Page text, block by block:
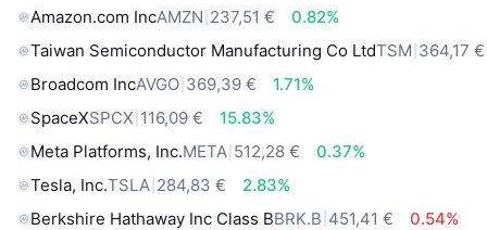
Amazon.com IncAMZN 237,51 €
0.82%
Taiwan Semiconductor Manufacturing Co LtdTSM 364,17 €
Broadcom IncAVGO 369,39 €
1.71%
SpaceXSPCX 116,09 €
15.83%
Meta Platforms, Inc.META 512,28 €
0.37%
Tesla, Inc.TSLA 284,83 €
2.83%
Berkshire Hathaway Inc Class BBRK.B 451,41 €
0.54%